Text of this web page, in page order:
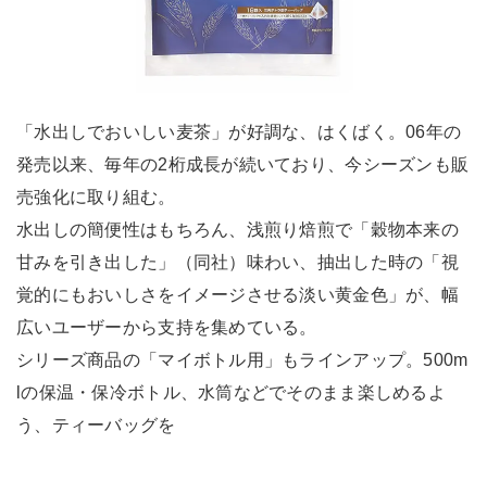
「水出しでおいしい麦茶」が好調な、はくばく。06年の
発売以来、毎年の2桁成長が続いており、今シーズンも販
売強化に取り組む。
水出しの簡便性はもちろん、浅煎り焙煎で「穀物本来の
甘みを引き出した」（同社）味わい、抽出した時の「視
覚的にもおいしさをイメージさせる淡い黄金色」が、幅
広いユーザーから支持を集めている。
シリーズ商品の「マイボトル用」もラインアップ。500m
lの保温・保冷ボトル、水筒などでそのまま楽しめるよ
う、ティーバッグを